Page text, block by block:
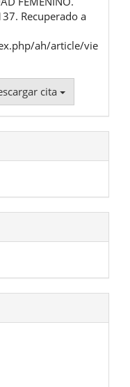
Recuperado a
ah/article/vie
cita